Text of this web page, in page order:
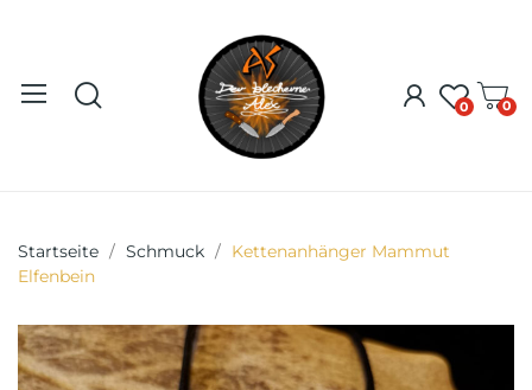
0 0
Startseite Schmuck
Kettenanhänger Mammut
Elfenbein